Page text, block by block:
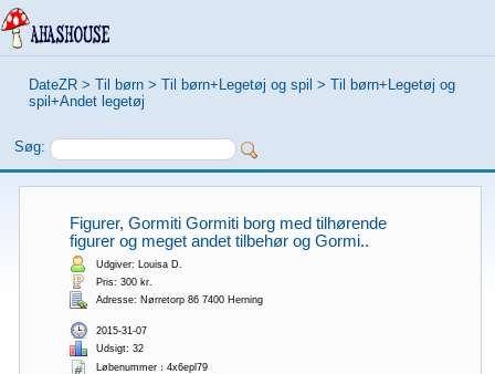
DateZR > Til børn > Til børn+Legetøj og spil > Til børn+Legetøj og
spil+Andet legetøj
Søg:
Figurer, Gormiti Gormiti borg med tilhørende
figurer og meget andet tilbehør og Gormi..
Udgiver: Louisa D.
Pris: 300 kr.
Adresse: Nørretorp 86 7400 Herning
2015-31-07
Udsigt: 32
Løbenummer：4x6epl79